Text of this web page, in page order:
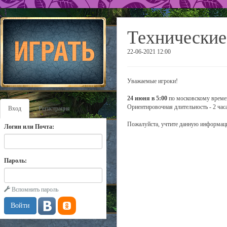
Вход Регистрация
Логин или Почта:
Пароль:
Вспомнить пароль
22-06-2021 12:00
Уважаемые игроки!
24 июня в 5:00 по московскому
Ориентировочная длительность - 2
Пожалуйста, учтите данную